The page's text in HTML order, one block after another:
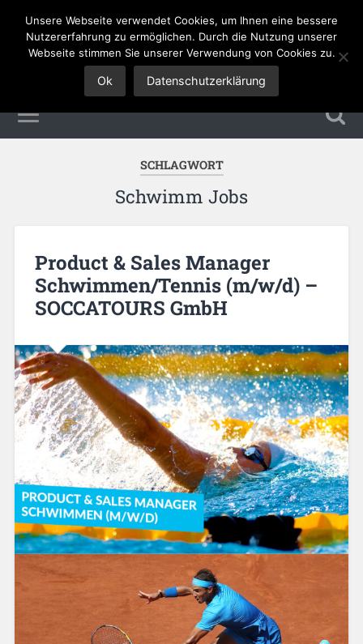
Tourismus Jobs
SCHLAGWORT
Schwimm Jobs
Product & Sales Manager
Schwimmen/Tennis (m/w/d) –
SOCCATOURS GmbH
Unsere Webseite verwendet Cookies, um Ihnen eine bessere
Nutzererfahrung zu ermöglichen. Durch die Nutzung unserer
Webseite stimmen Sie unserer Verwendung von Cookies zu.
Ok Datenschutzerklärung